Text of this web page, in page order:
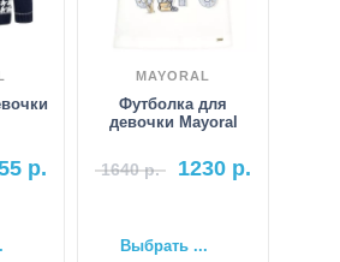
р.
MAYORAL
Футболка для
девочки Mayoral
1640р. 1230 р.
Выбрать ...